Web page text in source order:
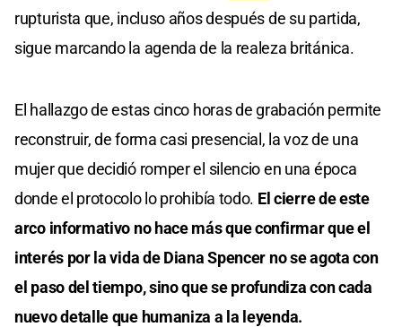
rupturista que, incluso años después de su partida,
sigue marcando la agenda de la realeza británica.
El hallazgo de estas cinco horas de grabación permite
reconstruir, de forma casi presencial, la voz de una
mujer que decidió romper el silencio en una época
donde el protocolo lo prohibía todo. El cierre de este
arco informativo no hace más que confirmar que el
interés por la vida de Diana Spencer no se agota con
el paso del tiempo, sino que se profundiza con cada
nuevo detalle que humaniza a la leyenda.